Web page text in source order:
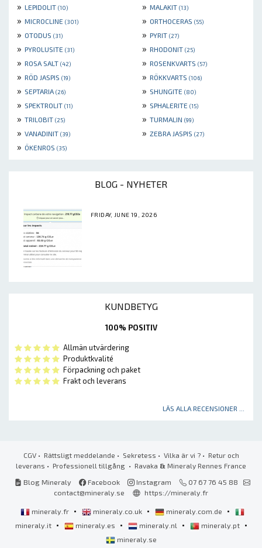
» LEPIDOLIT (10) » MALAKIT (13)
» MICROCLINE (301) » ORTHOCERAS (55)
» OTODUS (31) » PYRIT (27)
» PYROLUSITE (31) » RHODONIT (25)
» ROSA SALT (42) » ROSENKVARTS (57)
» RÖD JASPIS (19) » RÖKKVARTS (106)
» SEPTARIA (26) » SHUNGITE (80)
» SPEKTROLIT (11) » SPHALERITE (15)
» TRILOBIT (25) » TURMALIN (99)
» VANADINIT (39) » ZEBRA JASPIS (27)
» ÖKENROS (35)
BLOG - NYHETER
FRIDAY, JUNE 19, 2026
KUNDBETYG
100% POSITIV
Allmän utvärdering
Produktkvalité
Förpackning och paket
Frakt och leverans
LÄS ALLA RECENSIONER ...
CGV• Rättsligt meddelande • Sekretess • Vilka är vi ?• Retur och
leverans • Professionell tillgång • Ravaka & Mineraly Rennes France
Blog Mineraly
Facebook Instagram
07 67 76 45 88
contact@mineraly.se
https://mineraly.fr
mineraly.fr • mineraly.co.uk • mineraly.com.de •
mineraly.it • mineraly.es • mineraly.nl • mineraly.pt •
mineraly.se